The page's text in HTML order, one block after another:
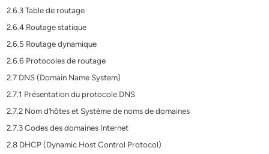
2.6.3 Table de routage
2.6.4 Routage statique
2.6.5 Routage dynamique
2.6.6 Protocoles de routage
2.7 DNS (Domain Name System)
2.7.1 Présentation du protocole DNS
2.7.2 Nom d’hôtes et Système de noms de domaines
2.7.3 Codes des domaines Internet
2.8 DHCP (Dynamic Host Control Protocol)